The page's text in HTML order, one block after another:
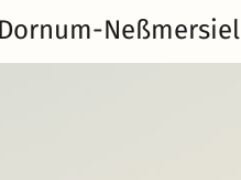
Neßmersiel